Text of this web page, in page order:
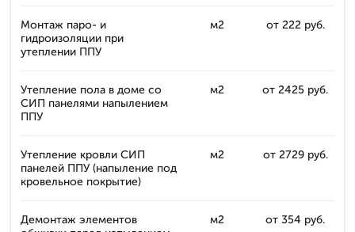
Монтаж паро- и
гидроизоляции при
утеплении ППУ
м2 от 222 руб.
Утепление пола в доме со
СИП панелями напылением
ППУ
м2 от 2425 руб.
Утепление кровли СИП
панелей ППУ (напыление под
кровельное покрытие)
м2 от 2729 руб.
Демонтаж элементов
м2 от 354 руб.